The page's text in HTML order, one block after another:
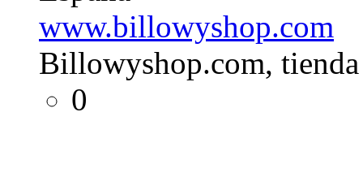
www.billowyshop.com
Billowyshop.com,
0